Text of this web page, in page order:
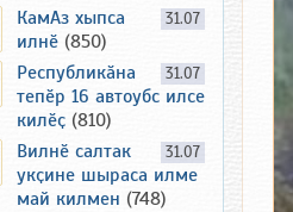
31.07
КамАз хыпса
илнӗ (850)
31.07
Республикӑна
тепӗр 16 автоубс илсе
килӗҫ (810)
31.07
Вилнӗ салтак
укҫине шыраса илме
май килмен (748)